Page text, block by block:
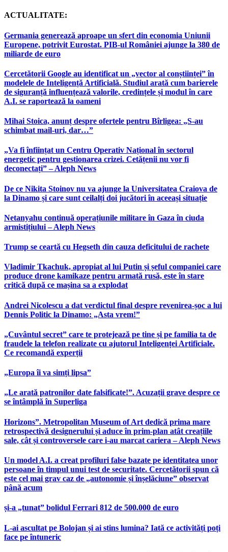
ACTUALITATE:
Germania generează aproape un sfert din economia Uniunii
Europene, potrivit Eurostat. PIB-ul României ajunge la 380 de
miliarde de euro
Cercetătorii Google au identificat un „vector al conștiinței” în
modelele de Inteligență Artificială. Studiul arată cum barierele
de siguranță influențează valorile, credințele și modul în care
A.I. se raportează la oameni
Mihai Stoica, anunț despre ofertele pentru Bîrligea: „S-au
schimbat mail-uri, dar…”
„Va fi înființat un Centru Operativ Național în sectorul
energetic pentru gestionarea crizei. Cetățenii nu vor fi
deconectați” – Aleph News
De ce Nikita Stoinov nu va ajunge la Universitatea Craiova de
la Dinamo și care sunt ceilalți doi jucători în aceeași situație
Netanyahu continuă operațiunile militare în Gaza în ciuda
armistițiului – Aleph News
Trump se ceartă cu Hegseth din cauza deficitului de rachete
Vladimir Tkachuk, apropiat al lui Putin și șeful companiei care
produce drone kamikaze pentru armată rusă, este în stare
critică după ce mașina sa a explodat
Andrei Nicolescu a dat verdictul final despre revenirea-șoc a lui
Dennis Politic la Dinamo: „Asta vrem!”
„Cuvântul secret” care te protejează pe tine și pe familia ta de
fraudele la telefon realizate cu ajutorul Inteligenței Artificiale.
Ce recomandă experții
„Europa îi va simți lipsa”
„Le arată patronilor date falsificate!”. Acuzații grave despre ce
se întâmplă în Superliga
Horizons”. Metropolitan Museum of Art dedică prima mare
retrospectivă designerului și aduce în prim-plan atât creațiile
sale, cât și controversele care i-au marcat cariera – Aleph News
Un model A.I. a creat profiluri false bazate pe identitatea unor
persoane în timpul unui test de securitate. Cercetătorii spun că
este cel mai grav caz de „autonomie și înșelăciune” observat
până acum
și-a „tunat” bolidul Ferrari 812 de 500.000 de euro
L-ai ascultat pe Bolojan și ai stins lumina? Iată ce activități poți
face pe întuneric